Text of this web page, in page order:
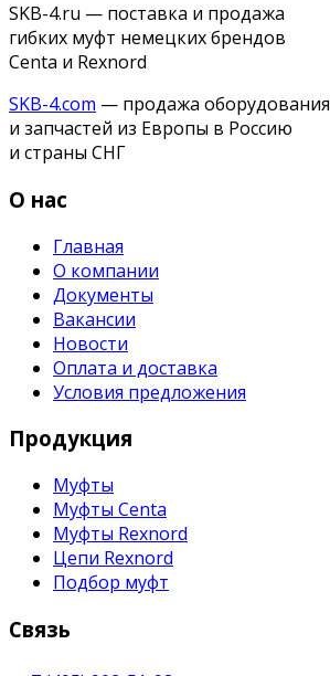
SKB-4.ru — поставка и продажа
гибких муфт немецких брендов
Centa и Rexnord
SKB-4.com — продажа оборудования
и запчастей из Европы в Россию
и страны СНГ
О нас
Главная
О компании
Документы
Вакансии
Новости
Оплата и доставка
Условия предложения
Продукция
Муфты
Муфты Centa
Муфты Rexnord
Цепи Rexnord
Подбор муфт
Связь